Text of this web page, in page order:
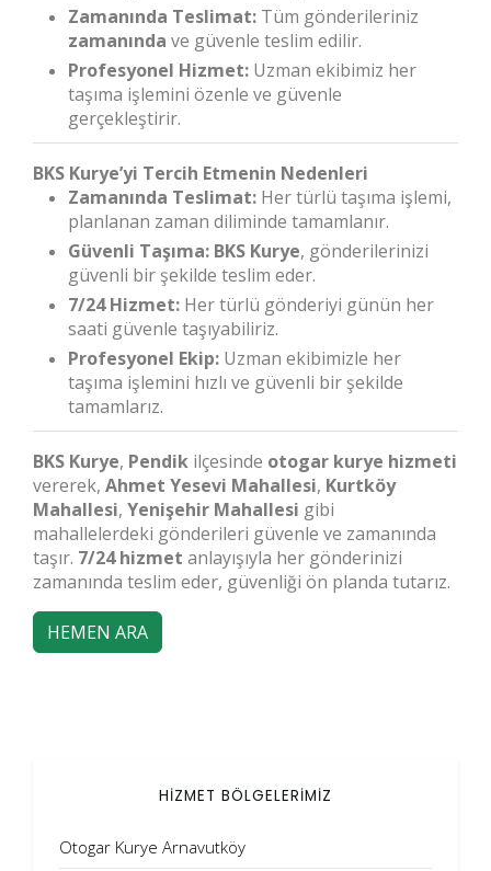
Zamanında Teslimat: Tüm gönderileriniz
zamanında ve güvenle teslim edilir.
Profesyonel Hizmet: Uzman ekibimiz her
taşıma işlemini özenle ve güvenle
gerçekleştirir.
BKS Kurye’yi Tercih Etmenin Nedenleri
Zamanında Teslimat: Her türlü taşıma işlemi,
planlanan zaman diliminde tamamlanır.
Güvenli Taşıma: BKS Kurye, gönderilerinizi
güvenli bir şekilde teslim eder.
7/24 Hizmet: Her türlü gönderiyi günün her
saati güvenle taşıyabiliriz.
Profesyonel Ekip: Uzman ekibimizle her
taşıma işlemini hızlı ve güvenli bir şekilde
tamamlarız.
BKS Kurye, Pendik ilçesinde otogar kurye hizmeti
vererek, Ahmet Yesevi Mahallesi, Kurtköy
Mahallesi, Yenişehir Mahallesi gibi
mahallelerdeki gönderileri güvenle ve zamanında
taşır. 7/24 hizmet anlayışıyla her gönderinizi
zamanında teslim eder, güvenliği ön planda tutarız.
HEMEN ARA
HİZMET BÖLGELERİMİZ
Otogar Kurye Arnavutköy